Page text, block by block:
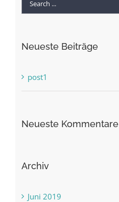
Neueste Beiträge
post1
Neueste Kommentare
Archiv
Juni 2019